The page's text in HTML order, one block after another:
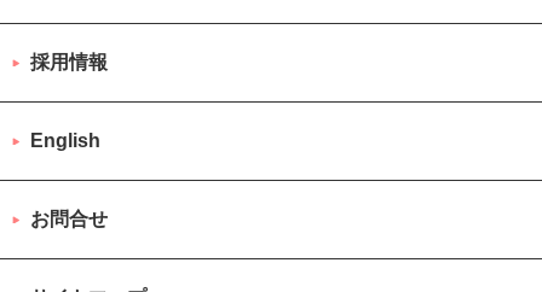
採用情報
English
お問合せ